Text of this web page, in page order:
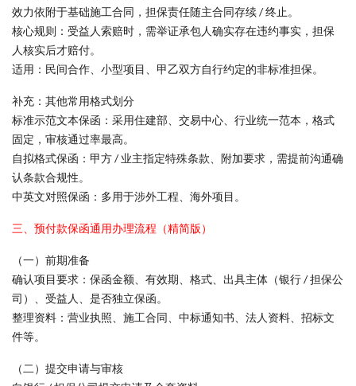
效力依附于基础施工合同，担保责任随主合同存续 / 终止。
核心规则：受益人索赔时，需举证承包人确实存在违约事实，担保
人核实后才赔付。
适用：民间合作、小型项目、甲乙双方自行约定的非标准担保。
补充：其他常用格式划分
标准示范文本保函：采用住建部、交易中心、行业统一范本，格式
固定，审核通过率最高。
自拟格式保函：甲方 / 业主指定特殊条款、附加要求，需提前沟通确
认条款合规性。
中英文对照保函：多用于涉外工程、海外项目。
三、预付款保函通用办理流程（精简版）
（一）前期准备
确认项目要求：保函金额、有效期、格式、出具主体（银行 / 担保公
司）、受益人、是否独立保函。
整理资料：营业执照、施工合同、中标通知书、法人资料、招标文
件等。
（二）提交申请与审核